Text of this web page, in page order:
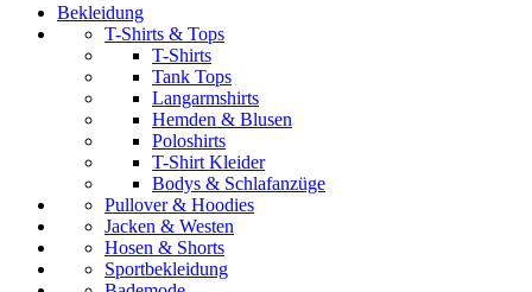
Bekleidung
T-Shirts & Tops
T-Shirts
Tank Tops
Langarmshirts
Hemden & Blusen
Poloshirts
T-Shirt Kleider
Bodys & Schlafanzüge
Pullover & Hoodies
Jacken & Westen
Hosen & Shorts
Sportbekleidung